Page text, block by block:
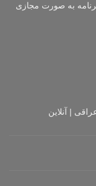
به صورت مجازی
| آنلاین